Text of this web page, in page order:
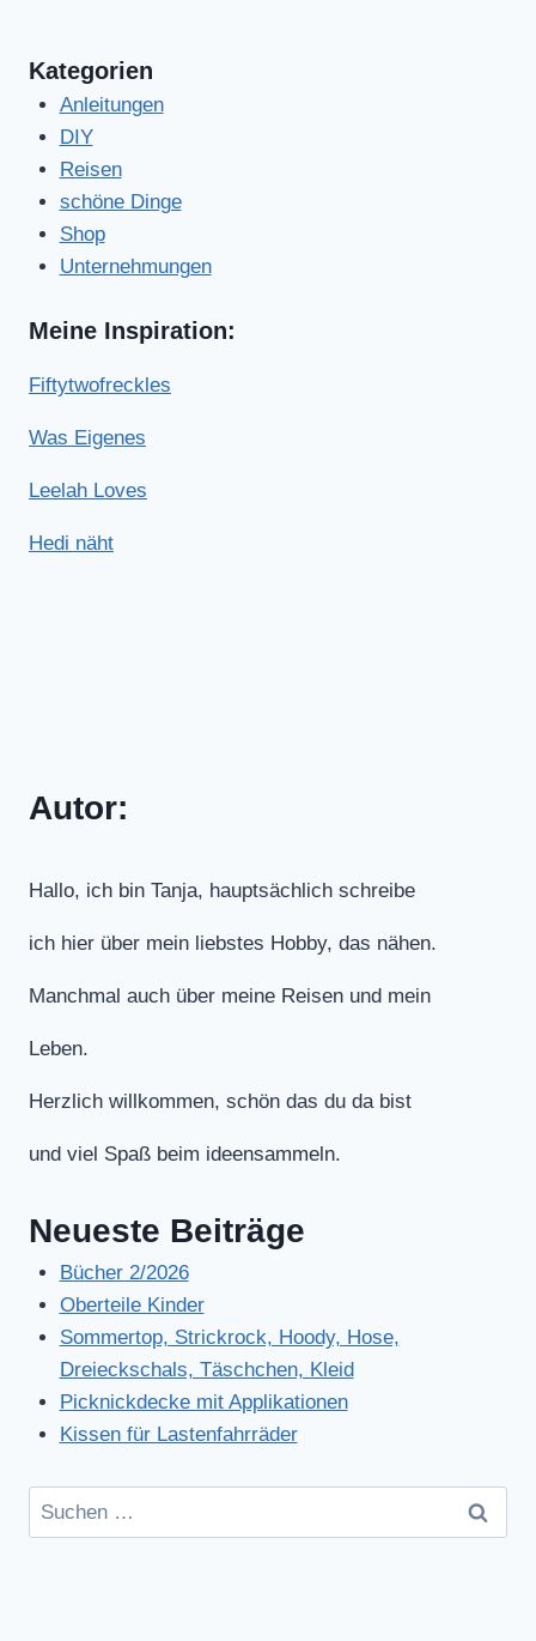
Kategorien
Anleitungen
DIY
Reisen
schöne Dinge
Shop
Unternehmungen
Meine Inspiration:
Fiftytwofreckles
Was Eigenes
Leelah Loves
Hedi näht
Autor:
Hallo, ich bin Tanja, hauptsächlich schreibe
ich hier über mein liebstes Hobby, das nähen.
Manchmal auch über meine Reisen und mein
Leben.
Herzlich willkommen, schön das du da bist
und viel Spaß beim ideensammeln.
Neueste Beiträge
Bücher 2/2026
Oberteile Kinder
Sommertop, Strickrock, Hoody, Hose,
Dreieckschals, Täschchen, Kleid
Picknickdecke mit Applikationen
Kissen für Lastenfahrräder
Suchen
nach: